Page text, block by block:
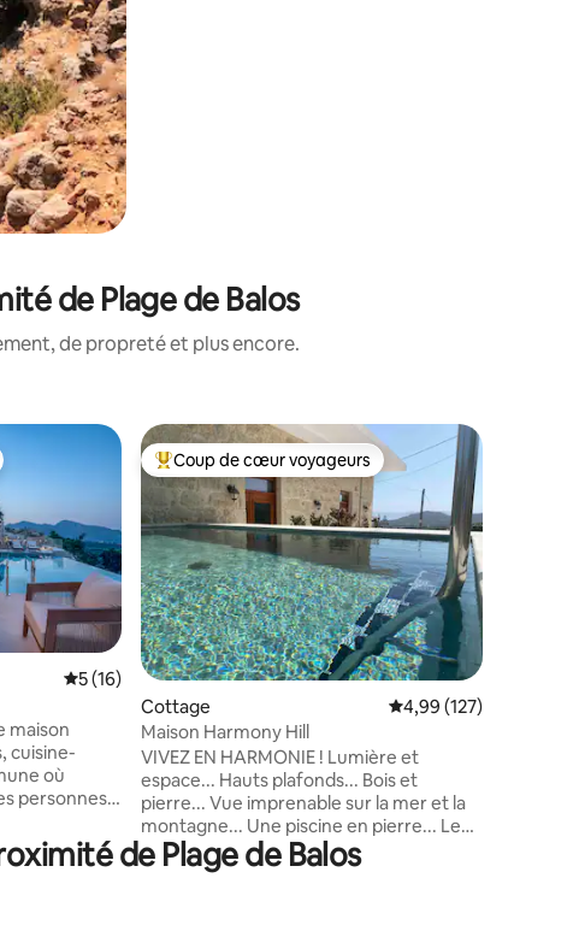
de Plage de Balos
de propreté et plus encore.
: 4,83 sur 5
Évaluation moyenne sur la base de 16 commentaires : 5 sur 5
5 (16)
maison
cuisine-
où
personnes
être
Coups de cœur voyageurs les plus appréciés
Coup de cœur voyageurs
Cottage Évaluation moyenne
4,99 (127)
Maison Harmony Hill
VIVEZ EN HARMONIE ! Lumière et
espace... Hauts plafonds... Bois et
pierre... Vue imprenable sur la mer et la
montagne... Une piscine en pierre... Le
tout si proche de plages magiques ! C'est
ce que j'appelle l'harmonie ! Ce manoir
de Plage de Balos